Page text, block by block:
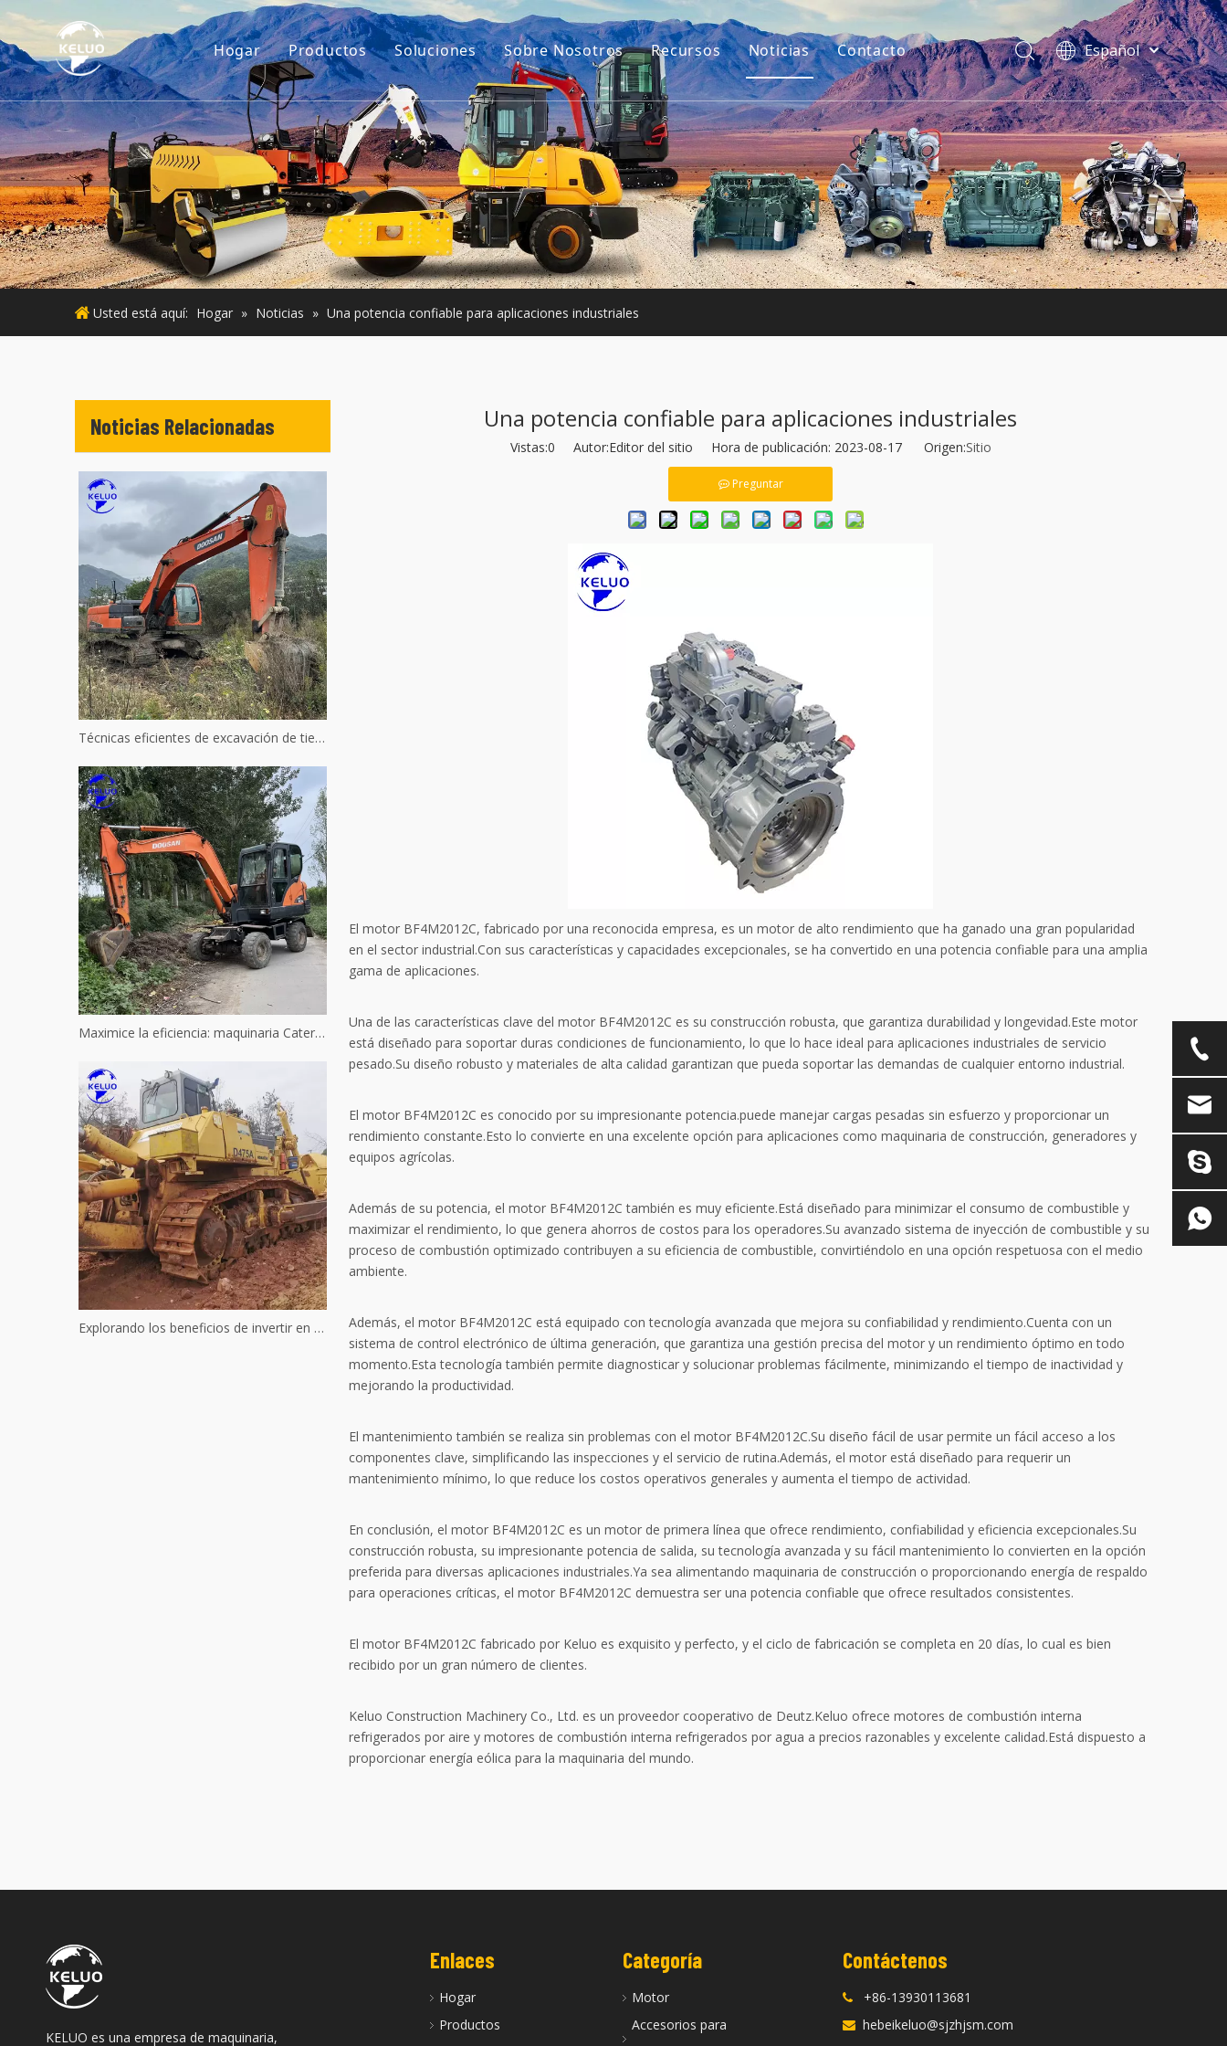
Hogar Productos
Motor
Accesorios para excavadoras
Maquinaria de construcción pequeña
Motor usado
Maquinaria Usada
Soluciones Sobre Nosotros
Nuestra historia
Nuestra ventaja
Recursos
Guías
Preguntas más frecuentes
Vídeos
Noticias Contacto
Español
فارسی
Bahasa
indonesia
Türk dili
ไทย
Italiano
Deutsch
Português
Pусский
English
Usted está aquí: Hogar » Noticias » Una potencia confiable para aplicaciones industriales
Noticias Relacionadas
Técnicas eficientes de excavación de tierras para maquinaria hidráulica
Maximice la eficiencia: maquinaria Caterpillar usada reacondicionada
Explorando los beneficios de invertir en maquinaria Komatsu usada
Una potencia confiable para aplicaciones industriales
Vistas:0 Autor:Editor del sitio Hora de publicación: 2023-08-17 Origen:Sitio
Preguntar
El motor BF4M2012C, fabricado por una reconocida empresa, es un motor de alto rendimiento que ha ganado una gran popularidad
en el sector industrial.Con sus características y capacidades excepcionales, se ha convertido en una potencia confiable para una amplia
gama de aplicaciones.
Una de las características clave del motor BF4M2012C es su construcción robusta, que garantiza durabilidad y longevidad.Este motor
está diseñado para soportar duras condiciones de funcionamiento, lo que lo hace ideal para aplicaciones industriales de servicio
pesado.Su diseño robusto y materiales de alta calidad garantizan que pueda soportar las demandas de cualquier entorno industrial.
El motor BF4M2012C es conocido por su impresionante potencia.puede manejar cargas pesadas sin esfuerzo y proporcionar un
rendimiento constante.Esto lo convierte en una excelente opción para aplicaciones como maquinaria de construcción, generadores y
equipos agrícolas.
Además de su potencia, el motor BF4M2012C también es muy eficiente.Está diseñado para minimizar el consumo de combustible y
maximizar el rendimiento, lo que genera ahorros de costos para los operadores.Su avanzado sistema de inyección de combustible y su
proceso de combustión optimizado contribuyen a su eficiencia de combustible, convirtiéndolo en una opción respetuosa con el medio
ambiente.
Además, el motor BF4M2012C está equipado con tecnología avanzada que mejora su confiabilidad y rendimiento.Cuenta con un
sistema de control electrónico de última generación, que garantiza una gestión precisa del motor y un rendimiento óptimo en todo
momento.Esta tecnología también permite diagnosticar y solucionar problemas fácilmente, minimizando el tiempo de inactividad y
mejorando la productividad.
El mantenimiento también se realiza sin problemas con el motor BF4M2012C.Su diseño fácil de usar permite un fácil acceso a los
componentes clave, simplificando las inspecciones y el servicio de rutina.Además, el motor está diseñado para requerir un
mantenimiento mínimo, lo que reduce los costos operativos generales y aumenta el tiempo de actividad.
En conclusión, el motor BF4M2012C es un motor de primera línea que ofrece rendimiento, confiabilidad y eficiencia excepcionales.Su
construcción robusta, su impresionante potencia de salida, su tecnología avanzada y su fácil mantenimiento lo convierten en la opción
preferida para diversas aplicaciones industriales.Ya sea alimentando maquinaria de construcción o proporcionando energía de respaldo
para operaciones críticas, el motor BF4M2012C demuestra ser una potencia confiable que ofrece resultados consistentes.
El motor BF4M2012C fabricado por Keluo es exquisito y perfecto, y el ciclo de fabricación se completa en 20 días, lo cual es bien
recibido por un gran número de clientes.
Keluo Construction Machinery Co., Ltd. es un proveedor cooperativo de Deutz.Keluo ofrece motores de combustión interna
refrigerados por aire y motores de combustión interna refrigerados por agua a precios razonables y excelente calidad.Está dispuesto a
proporcionar energía eólica para la maquinaria del mundo.
KELUO es una empresa de maquinaria,
Enlaces
Hogar
Productos
Categoría
Motor
Accesorios para
Contáctenos
 +86-13930113681
 hebeikeluo@sjzhjsm.com